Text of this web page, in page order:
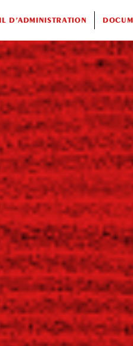
D’ADMINISTRATION